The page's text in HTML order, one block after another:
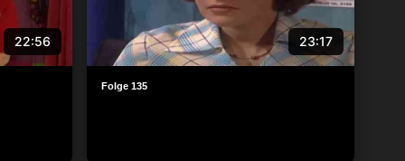
22:56 23:17
Folge 135